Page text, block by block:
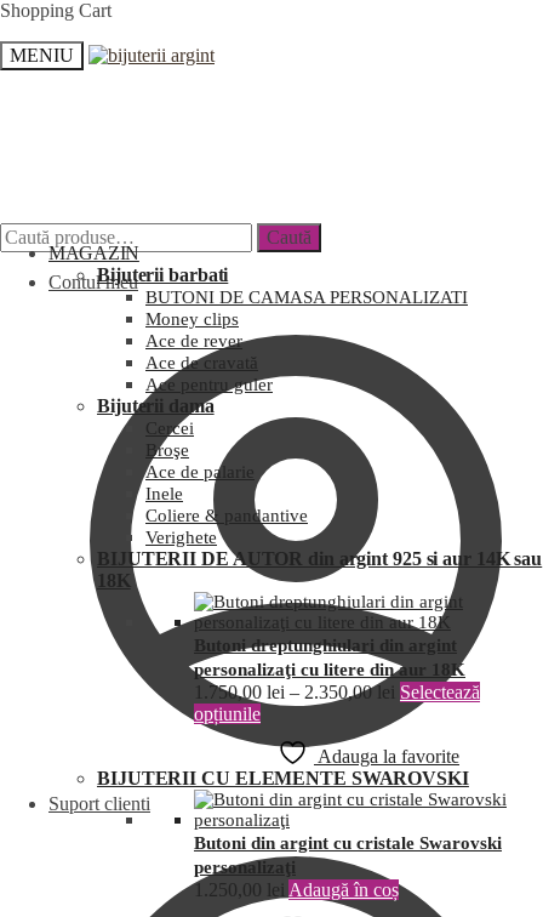
Shopping Cart
MENIU
Caută
Contul meu
Suport clienti
MAGAZIN
Bijuterii barbati
BUTONI DE CAMASA PERSONALIZATI
Money clips
Ace de rever
Ace de cravată
Ace pentru guler
Bijuterii dama
Cercei
Broşe
Ace de palarie
Inele
Coliere & pandantive
Verighete
BIJUTERII DE AUTOR din argint 925 si aur 14K sau
18K
Butoni dreptunghiulari din argint
personalizaţi cu litere din aur 18K
1.750,00 lei – 2.350,00lei Selectează
opțiunile
Adauga la favorite
BIJUTERII CU ELEMENTE SWAROVSKI
Butoni din argint cu cristale Swarovski
personalizaţi
1.250,00 lei Adaugă în coș